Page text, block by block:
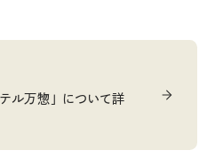
ル万惣」 について詳